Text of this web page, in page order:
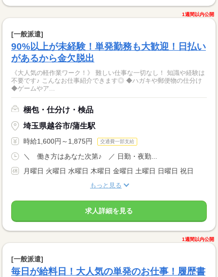
1週間以内公開
[一般派遣]
90%以上が未経験！単発勤務も大歓迎！日払い
があるから金欠脱出
《大人気の軽作業ワーク！》 難しい仕事な一切なし！ 知識や経験は
不要です♪ こんなお仕事紹介できます◎ ◆ハガキや郵便物の仕分け
◆ゲームやア...
梱包・仕分け・検品
埼玉県越谷市/蒲生駅
時給1,600円～1,875円 交通費一部支給
＼ 働き方はあなた次第♪ ／ 日勤・夜勤...
月曜日 火曜日 水曜日 木曜日 金曜日 土曜日 日曜日 祝日
もっと見る
求人詳細を見る
1週間以内公開
[一般派遣]
毎日が給料日！大人気の単発のお仕事！履歴書